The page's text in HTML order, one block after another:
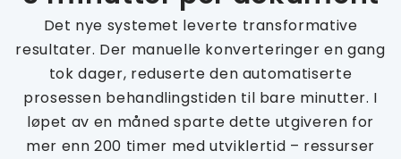
Det nye systemet leverte transformative
resultater. Der manuelle konverteringer en gang
tok dager, reduserte den automatiserte
prosessen behandlingstiden til bare minutter. I
løpet av en måned sparte dette utgiveren for
mer enn 200 timer med utviklertid – ressurser